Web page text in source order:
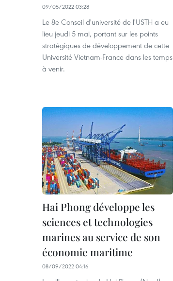
09/05/2022 03:28
Le 8e Conseil d'université de l'USTH a eu
lieu jeudi 5 mai, portant sur les points
stratégiques de développement de cette
Université Vietnam-France dans les temps
à venir.
Hai Phong développe les
sciences et technologies
marines au service de son
économie maritime
08/09/2022 04:16